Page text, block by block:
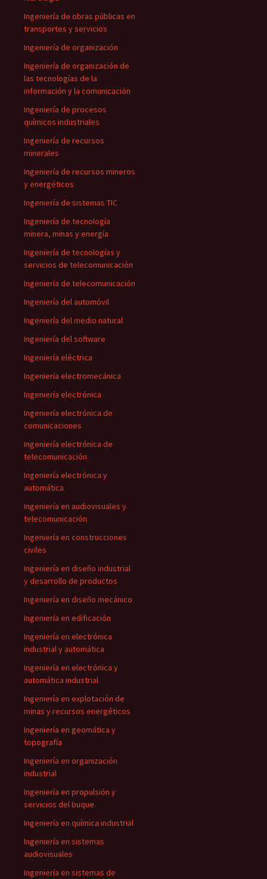
Ingeniería de obras públicas en
transportes y servicios
Ingeniería de organización
Ingeniería de organización de
las tecnologías de la
información y la comunicación
Ingeniería de procesos
químicos industriales
Ingeniería de recursos
minerales
Ingeniería de recursos mineros
y energéticos
Ingeniería de sistemas TIC
Ingeniería de tecnología
minera, minas y energía
Ingeniería de tecnologías y
servicios de telecomunicación
Ingeniería de telecomunicación
Ingeniería del automóvil
Ingeniería del medio natural
Ingeniería del software
Ingeniería eléctrica
Ingeniería electromecánica
Ingeniería electrónica
Ingeniería electrónica de
comunicaciones
Ingeniería electrónica de
telecomunicación
Ingeniería electrónica y
automática
Ingeniería en audiovisuales y
telecomunicación
Ingeniería en construcciones
civiles
Ingeniería en diseño industrial
y desarrollo de productos
Ingeniería en diseño mecánico
Ingeniería en edificación
Ingeniería en electrónica
industrial y automática
Ingeniería en electrónica y
automática industrial
Ingeniería en explotación de
minas y recursos energéticos
Ingeniería en geomática y
topografía
Ingeniería en organización
industrial
Ingeniería en propulsión y
servicios del buque
Ingeniería en química industrial
Ingeniería en sistemas
audiovisuales
Ingeniería en sistemas de